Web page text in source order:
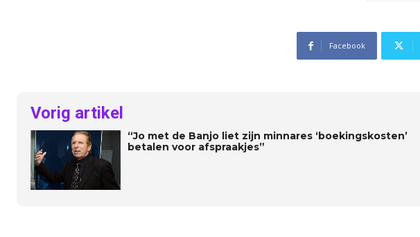
Facebook
Vorig artikel
“Jo met de Banjo liet zijn minnares ‘boekingskosten’
betalen voor afspraakjes”